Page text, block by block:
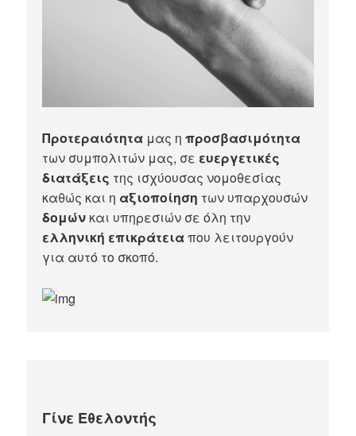
Προτεραιότητα μας ηπροσβασιμότητα
των συμπολιτών μας, σε ευεργετικές
διατάξεις της ισχύουσας νομοθεσίας
καθώς και η αξιοποίηση των υπαρχουσών
δομών και υπηρεσιών σε όλη την
ελληνική επικράτειαπου λειτουργούν
για αυτό το σκοπό.​
Γίνε Εθελοντής